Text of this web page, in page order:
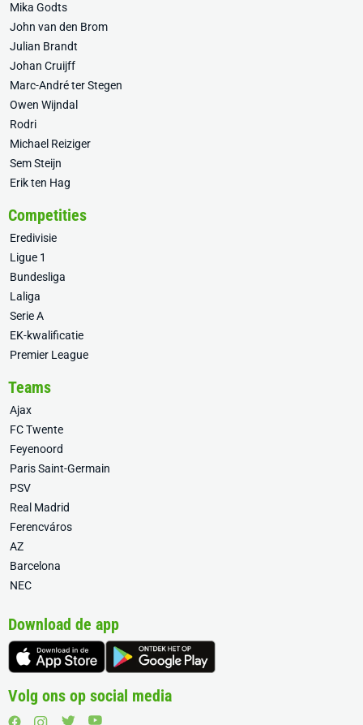
Mika Godts
John van den Brom
Julian Brandt
Johan Cruijff
Marc-André ter Stegen
Owen Wijndal
Rodri
Michael Reiziger
Sem Steijn
Erik ten Hag
Competities
Eredivisie
Ligue 1
Bundesliga
Laliga
Serie A
EK-kwalificatie
Premier League
Teams
Ajax
FC Twente
Feyenoord
Paris Saint-Germain
PSV
Real Madrid
Ferencváros
AZ
Barcelona
NEC
Download de app
Volg ons op social media